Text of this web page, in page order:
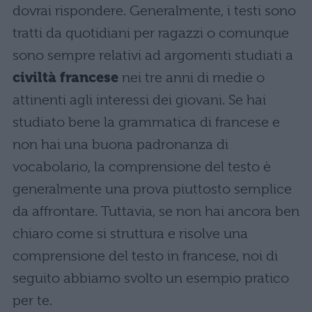
dovrai rispondere. Generalmente, i testi sono
tratti da quotidiani per ragazzi o comunque
sono sempre relativi ad argomenti studiati a
civiltà francese nei tre anni di medie o
attinenti agli interessi dei giovani. Se hai
studiato bene la grammatica di francese e
non hai una buona padronanza di
vocabolario, la comprensione del testo è
generalmente una prova piuttosto semplice
da affrontare. Tuttavia, se non hai ancora ben
chiaro come si struttura e risolve una
comprensione del testo in francese, noi di
seguito abbiamo svolto un esempio pratico
per te.